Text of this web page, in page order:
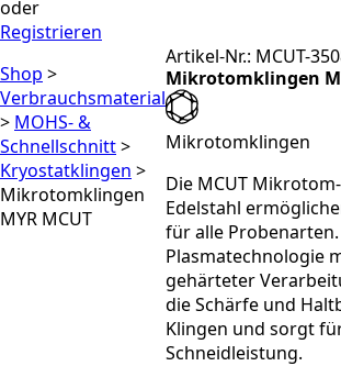
oder
Registrieren
Shop >
Verbrauchsmaterial
> MOHS- &
Schnellschnitt>
Kryostatklingen >
Mikrotomklingen
MYR MCUT
Artikel-Nr.: MCUT-
Mikrotomklingen
Mikrotomklingen
Die MCUT
Edelstahl
für alle
Plasmatechnologie
gehärteter
die Schärfe und
Klingen und sorgt
Schneidleistung.